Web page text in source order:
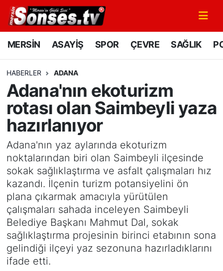
MERSİN ASAYİŞ SPOR ÇEVRE SAĞLIK
HABERLER ADANA
Adana'nın ekoturizm
rotası olan Saimbeyli yaza
hazırlanıyor
Adana'nın yaz aylarında ekoturizm
noktalarından biri olan Saimbeyli ilçesinde
sokak sağlıklaştırma ve asfalt çalışmaları hız
kazandı. İlçenin turizm potansiyelini ön
plana çıkarmak amacıyla yürütülen
çalışmaları sahada inceleyen Saimbeyli
Belediye Başkanı Mahmut Dal, sokak
sağlıklaştırma projesinin birinci etabının sona
gelindiği ilçeyi yaz sezonuna hazırladıklarını
ifade etti.
MERSİN
SPOR
GÜNÜN MANŞETİ
DÜNYA
KÜLTÜR - SANAT
MAGAZİN
SAĞLIK
Siyaset
YEREL HABER
Mersin Nöbetçi Eczaneler
Mersin Namaz Vakitleri
Mersin Trafik Yoğunluk Haritası
Süper Lig Puan Durumu ve Fikstür
Tüm Manşetler
Son Dakika Haberleri
Haber Arşivi